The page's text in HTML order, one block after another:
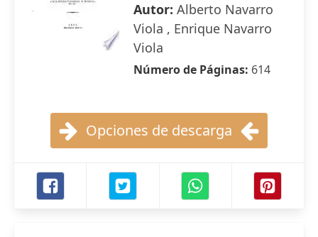
Autor: Alberto Navarro
Viola , Enrique Navarro
Viola
Número de Páginas: 614
Opciones de descarga